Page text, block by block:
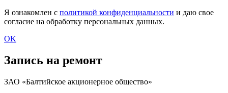
Я ознакомлен с политикой конфиденциальности и даю свое
согласие на обработку персональных данных.
OK
Запись на ремонт
ЗАО «Балтийское акционерное общество»